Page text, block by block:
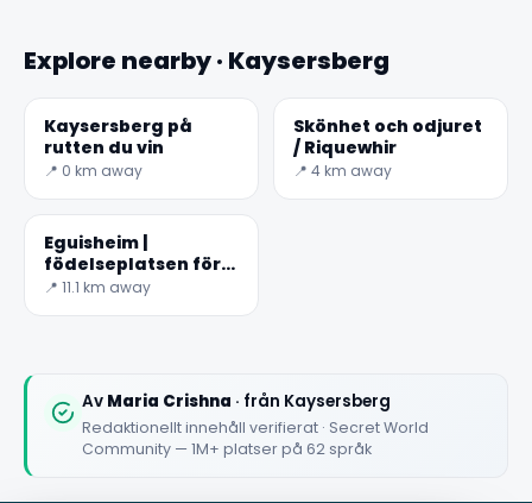
Explore nearby · Kaysersberg
Kaysersberg på
rutten du vin
📍 0 km away
Skönhet och odjuret
/ Riquewhir
📍 4 km away
Eguisheim |
födelseplatsen för
vinodling i Alsace
📍 11.1 km away
Av Maria Crishna · från Kaysersberg
Redaktionellt innehåll verifierat · Secret World
Community — 1M+ platser på 62 språk